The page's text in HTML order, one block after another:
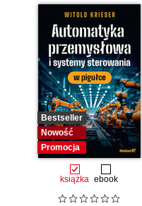
Bestseller
Nowość
Promocja
książka ebook